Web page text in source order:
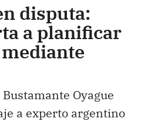
disputa:
a planificar
Oyague
a experto argentino